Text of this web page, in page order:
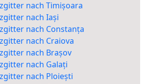
nach Timișoara
nach Iași
nach Constanța
nach Craiova
nach Brașov
nach Galați
nach Ploiești